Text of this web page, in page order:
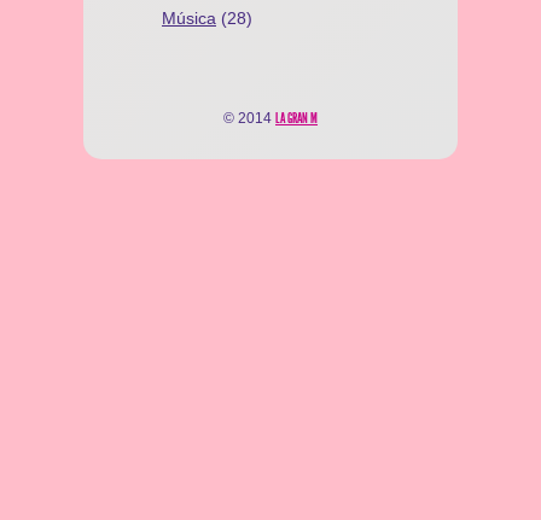
Música (28)
© 2014 LA GRAN M